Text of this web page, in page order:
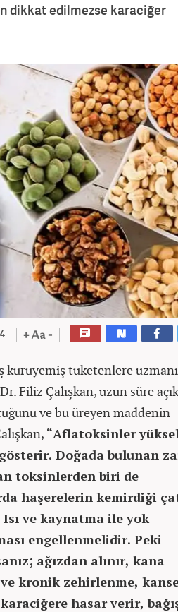
dikkat edilmezse karaciğer
kuruyemiş tüketenlere
Filiz Çalışkan, uzun süre
ve bu üreyen maddenin
“Aflatoksinler
Doğada bulunan
toksinlerden biri de
haşerelerin kemirdiği
ve kaynatma ile yok
engellenmelidir. Peki
ağızdan alınır, kana
kronik zehirlenme,
hasar verir,